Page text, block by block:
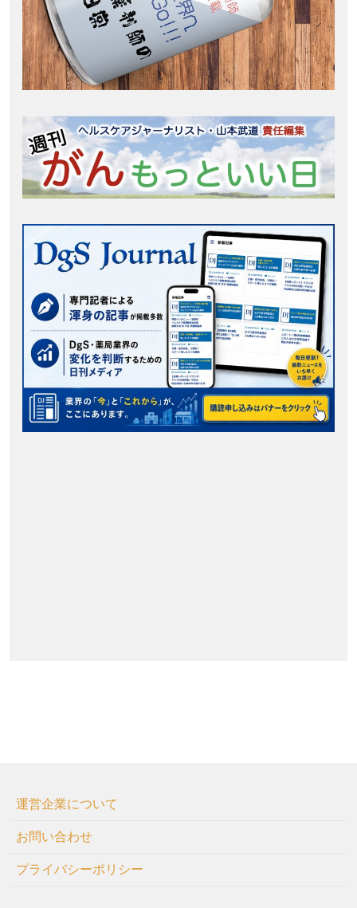
運営企業について
お問い合わせ
プライバシーポリシー